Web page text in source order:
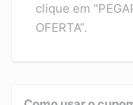
clique em
OFERTA”.